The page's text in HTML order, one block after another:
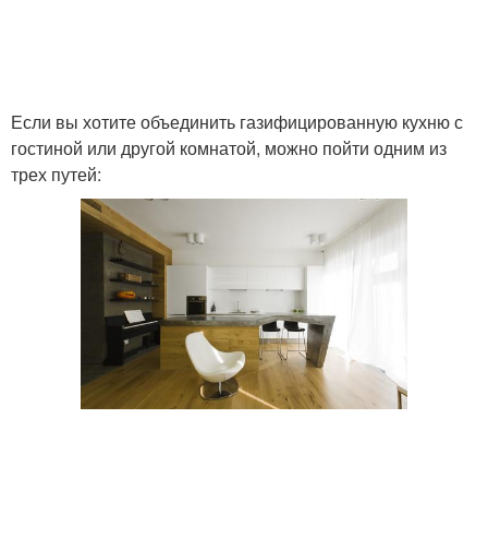
Если вы хотите объединить газифицированную кухню с
гостиной или другой комнатой, можно пойти одним из
трех путей: